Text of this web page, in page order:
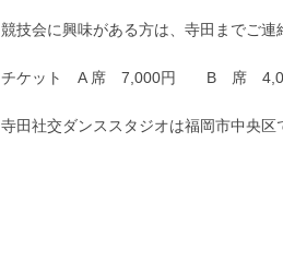
競技会に興味がある方は、寺田までご連
チケット A 席 7,000円 B 席
寺田社交ダンススタジオは福岡市中央